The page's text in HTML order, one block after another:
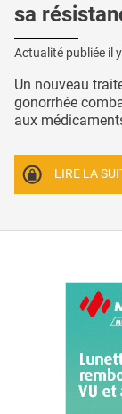
sa
Actualité publiée il
Un nouveau
gonorrhée
aux
LIRE LA